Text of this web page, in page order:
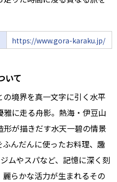
https://www.gora-karaku.jp/
いて
境界を真一文字に引く水平
に走る舟影。熱海・伊豆山
が描きだす水天一碧の情景
んだんに使ったお料理、趣
ムやスパなど、記憶に深く刻
らかな活力が生まれるその